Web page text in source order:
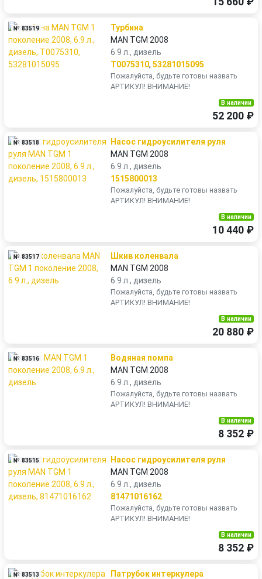
№ 83519
Турбина
MAN TGM 2008
6.9 л., дизель
T0075310, 53281015095
Пожалуйста, будьте готовы назвать
АРТИКУЛ! ВНИМАНИЕ!
В наличии
52 200 ₽
№ 83518
Насос гидроусилителя руля
MAN TGM 2008
6.9 л., дизель
1515800013
Пожалуйста, будьте готовы назвать
АРТИКУЛ! ВНИМАНИЕ!
В наличии
10 440 ₽
№ 83517
Шкив коленвала
MAN TGM 2008
6.9 л., дизель
Пожалуйста, будьте готовы назвать
АРТИКУЛ! ВНИМАНИЕ!
В наличии
20 880 ₽
№ 83516
Водяная помпа
MAN TGM 2008
6.9 л., дизель
Пожалуйста, будьте готовы назвать
АРТИКУЛ! ВНИМАНИЕ!
В наличии
8 352 ₽
№ 83515
Насос гидроусилителя руля
MAN TGM 2008
6.9 л., дизель
81471016162
Пожалуйста, будьте готовы назвать
АРТИКУЛ! ВНИМАНИЕ!
В наличии
8 352 ₽
№ 83513
Патрубок интеркулера